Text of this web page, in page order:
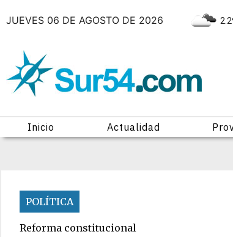
JUEVES 06 DE AGOSTO DE 2026
Inicio Actualidad
POLÍTICA
Reforma constitucional